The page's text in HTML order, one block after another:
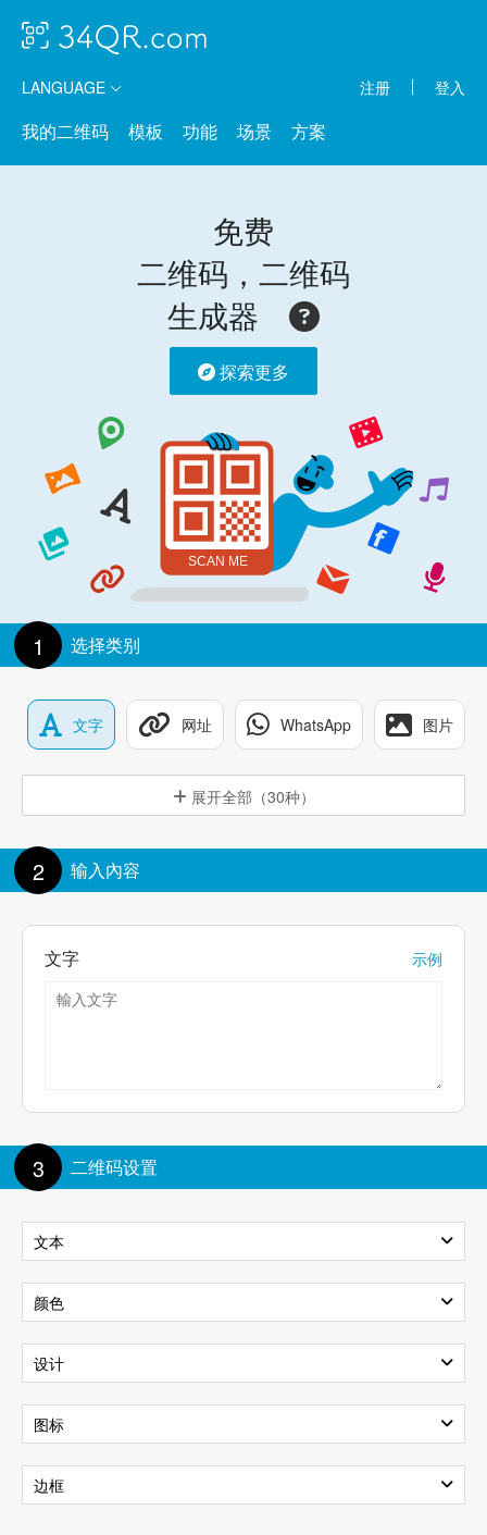
LANGUAGE 注册 登入
我的二维码 模板 功能 场景 方案
免费
二维码，二维码
生成器
探索更多
1 选择类别
文字 网址 WhatsApp 图片
展开全部（30种）
2 输入內容
文字 示例
3 二维码设置
文本
文本內容
文本大小:100%
文本颜色
颜色
背景
透明背景 渐变色
设计
样式
图标
边框